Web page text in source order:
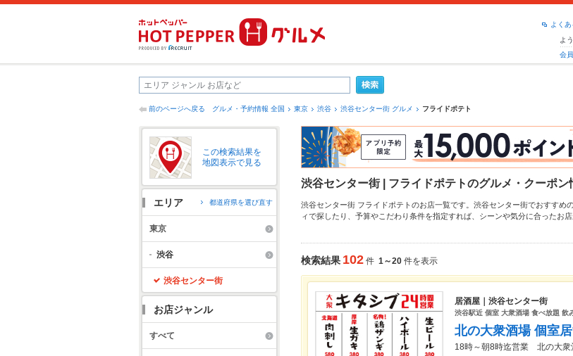
よく
よ
会
前のページへ戻る グルメ・予約情報 全国 東京 渋谷 渋谷センター街 グルメ フライドポテト
この検索結果を
地図表示で見る
エリア 都道府県を選び直す
東京
渋谷
渋谷センター街
お店ジャンル
すべて
渋谷センター街 | フライドポテトのグルメ・クーポン
渋谷センター街 フライドポテトのお店一覧です。渋谷センター街でおすすめ
ィで探したり、予算やこだわり条件を指定すれば、シーンや気分に合ったお
もチェックしてみてくださ
予約が使えるお店も拡大中です。友達どうしの飲み会にも、会社の宴会に
用ください。
検索結果 102 件 1～20 件を表示
居酒屋｜渋谷センター街
渋谷駅近 個室 大衆酒場 食べ放題 飲
北の大衆酒場 個室
18時～朝8時迄営業 北の大衆